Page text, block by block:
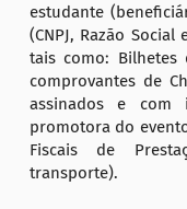
estudante
(CNPJ, Razão
tais como: Bilhetes
comprovantes de
assinados e com
promotora do
Fiscais de
transporte).